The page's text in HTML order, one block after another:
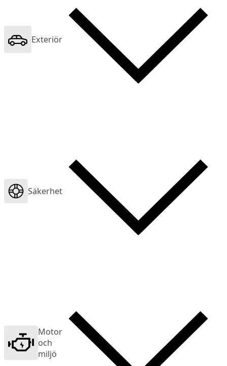
Exteriör
Säkerhet
Motor
och
miljö